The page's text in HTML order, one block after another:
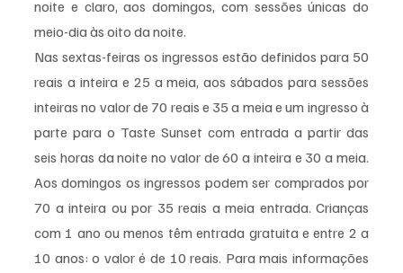
noite e claro, aos domingos, com sessões únicas do
meio-dia às oito da noite.
Nas sextas-feiras os ingressos estão definidos para 50
reais a inteira e 25 a meia, aos sábados para sessões
inteiras no valor de 70 reais e 35 a meia e um ingresso à
parte para o Taste Sunset com entrada a partir das
seis horas da noite no valor de 60 a inteira e 30 a meia.
Aos domingos os ingressos podem ser comprados por
70 a inteira ou por 35 reais a meia entrada. Crianças
com 1 ano ou menos têm entrada gratuita e entre 2 a
10 anos: o valor é de 10 reais. Para mais informações